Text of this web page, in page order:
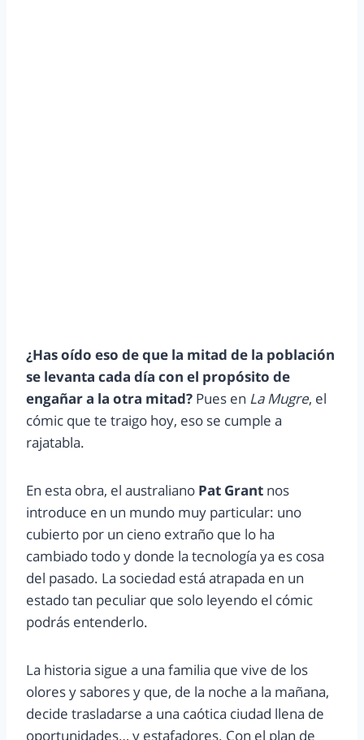
¿Has oído eso de que la mitad de la población
se levanta cada día con el propósito de
engañar a la otra mitad? Pues en La Mugre, el
cómic que te traigo hoy, eso se cumple a
rajatabla.
En esta obra, el australiano Pat Grant nos
introduce en un mundo muy particular: uno
cubierto por un cieno extraño que lo ha
cambiado todo y donde la tecnología ya es cosa
del pasado. La sociedad está atrapada en un
estado tan peculiar que solo leyendo el cómic
podrás entenderlo.
La historia sigue a una familia que vive de los
olores y sabores y que, de la noche a la mañana,
decide trasladarse a una caótica ciudad llena de
oportunidades… y estafadores. Con el plan de